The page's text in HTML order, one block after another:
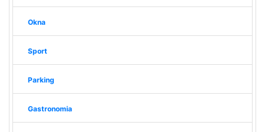
Okna
Sport
Parking
Gastronomia